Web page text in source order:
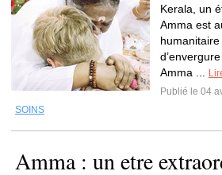
Kerala, un
Amma est
Amma ...
Publié le 04
SOINS
Amma : un etre